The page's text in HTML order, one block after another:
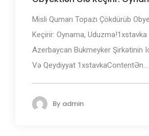
Misli Qumarı Topazı Çökdürüb
Keçirir: Oynama, Uduzma!1xstаvkа
Аzеrbаyсаn Bukmеуkеr Şirkətinin
Və Qеydiyyаt 1xstаvkаContentƏn...
By admin